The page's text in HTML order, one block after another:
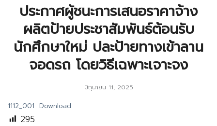
ประกาศผู้ชนะการเสนอราคาจ้าง
ผลิตป้ายประชาสัมพันธ์ต้อนรับ
นักศึกษาใหม่ ปละป้ายทางเข้าลาน
จอดรถ โดยวิธีเฉพาะเจาะจง
มิถุนายน 11, 2025
1112_001 Download
295